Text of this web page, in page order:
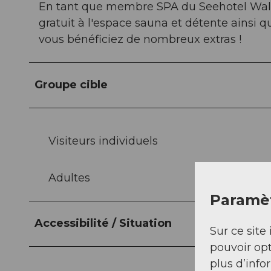
En tant que membre SPA du Seehotel
gratuit à l'espace sauna et détente ainsi
vous bénéficiez de nombreux extras !
Groupe cible
Visiteurs individuels
Adultes
Accessibilité / Situation
Sur ce site
pouvoir
plus